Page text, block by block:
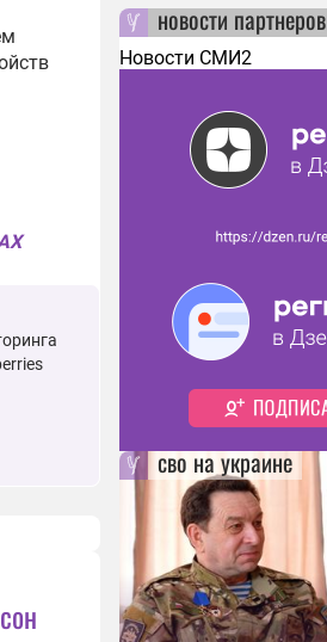
новости партнеров
Новости СМИ2
сво на украине